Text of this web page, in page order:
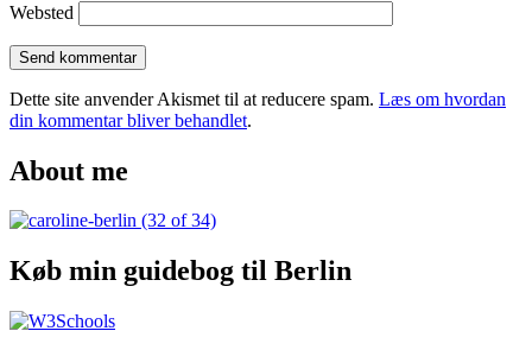
Websted
Dette site anvender Akismet til at reducere spam. Læs om hvordan
din kommentar bliver behandlet.
About me
Køb min guidebog til Berlin